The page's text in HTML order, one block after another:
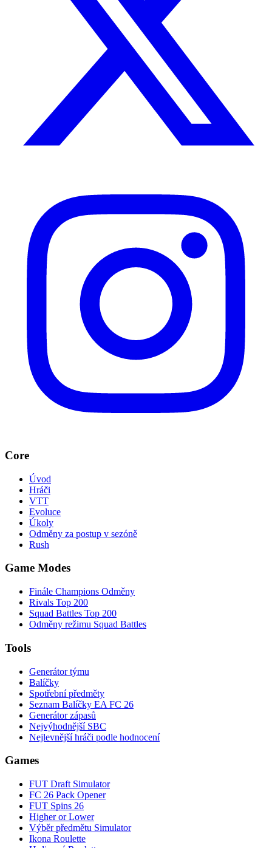
Core
Úvod
Hráči
VTT
Evoluce
Úkoly
Odměny za postup v sezóně
Rush
Game Modes
Finále Champions Odměny
Rivals Top 200
Squad Battles Top 200
Odměny režimu Squad Battles
Tools
Generátor týmu
Balíčky
Spotřební předměty
Seznam Balíčky EA FC 26
Generátor zápasů
Nejvýhodnější SBC
Nejlevnější hráči podle hodnocení
Games
FUT Draft Simulator
FC 26 Pack Opener
FUT Spins 26
Higher or Lower
Výběr předmětu Simulator
Ikona Roulette